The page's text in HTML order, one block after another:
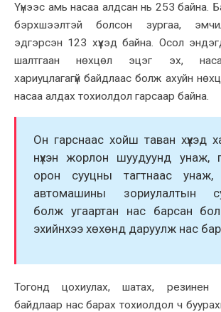
Үүнээс амь насаа алдсан нь 253 байна.
бэрхшээлтэй болсон зургаа,
эдгэрсэн 123 хүүхэд байна. Осол
шалтгаан нөхцөл эцэг эх,
хариуцлагагүй байдлаас болж ахуйн
насаа алдах тохиолдол гарсаар байна.
Он гарснаас хойш таван хүүхэд
нүхэн жорлон шуудуунд унаж,
орон сууцны тагтнаас унаж,
автомашины зориулалтын
болж угаартан нас барсан бол
эхийнхээ хөхөнд даруулж нас
Тогонд цохиулах, шатах, резинен
байдлаар нас барах тохиолдол ч